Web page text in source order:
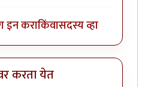
इन कराकिंवासदस्य व्हा
करता येत